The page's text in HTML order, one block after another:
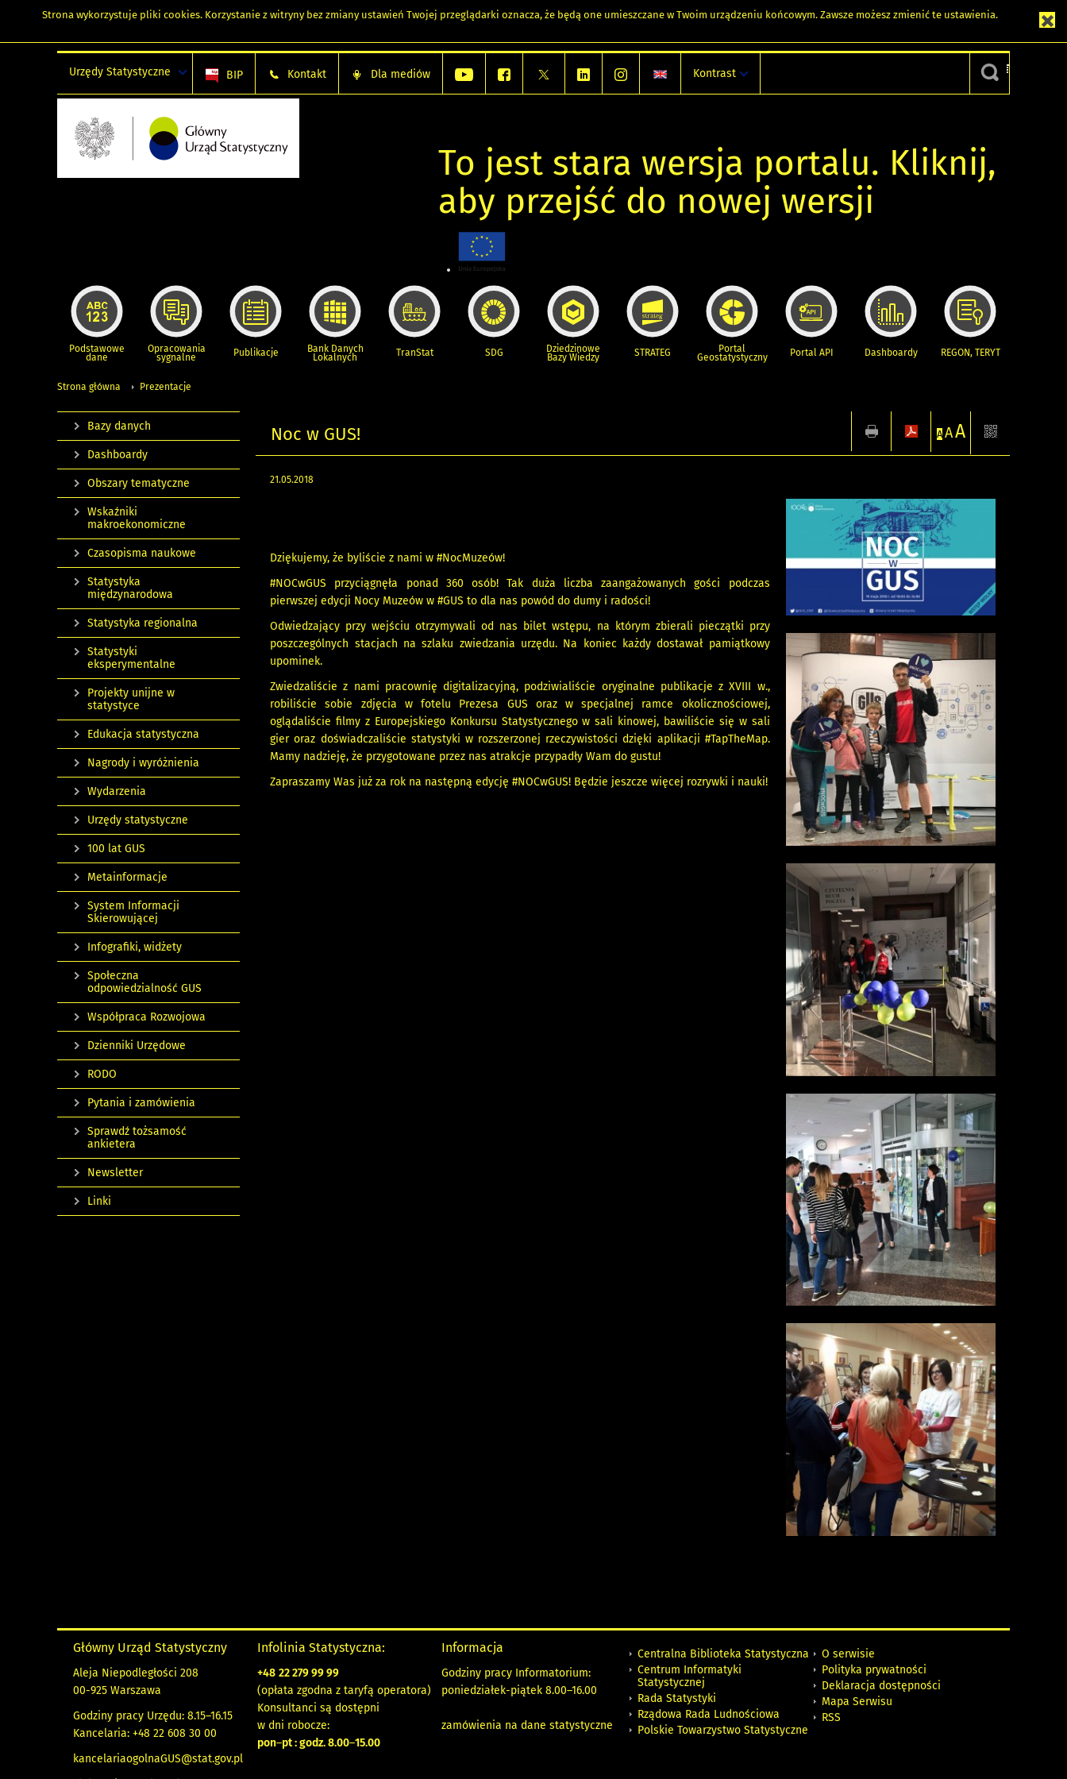
Strona wykorzystuje pliki cookies. Korzystanie z witryny bez zmiany ustawień Twojej przeglądarki oznacza, że będą one umieszczane w Twoim urządzeniu końcowym. Zawsze możesz zmienić te ustawienia.
Urzędy Statystyczne BIP Kontakt Dla mediów Kontrast
To jest stara wersja portalu. Kliknij,
aby przejść do nowej wersji
Podstawowe
dane
Opracowania
sygnalne Publikacje Bank Danych
Lokalnych TranStat SDG Dziedzinowe
Bazy Wiedzy STRATEG Portal
Geostatystyczny Portal API Dashboardy REGON, TERYT
Strona główna Prezentacje
Noc w GUS! A AA
21.05.2018
Dziękujemy, że byliście z nami w #NocMuzeów!
#NOCwGUS przyciągnęła ponad 360 osób! Tak duża liczba zaangażowanych gości podczas
pierwszej edycji Nocy Muzeów w #GUS to dla nas powód do dumy i radości!
Odwiedzający przy wejściu otrzymywali od nas bilet wstępu, na którym zbierali pieczątki przy
poszczególnych stacjach na szlaku zwiedzania urzędu. Na koniec każdy dostawał pamiątkowy
upominek.
Zwiedzaliście z nami pracownię digitalizacyjną, podziwialiście oryginalne publikacje z XVIII w.,
robiliście sobie zdjęcia w fotelu Prezesa GUS oraz w specjalnej ramce okolicznościowej,
oglądaliście filmy z Europejskiego Konkursu Statystycznego w sali kinowej, bawiliście się w sali
gier oraz doświadczaliście statystyki w rozszerzonej rzeczywistości dzięki aplikacji #TapTheMap.
Mamy nadzieję, że przygotowane przez nas atrakcje przypadły Wam do gustu!
Zapraszamy Was już za rok na następną edycję #NOCwGUS! Będzie jeszcze więcej rozrywki i nauki!
Bazy danych
Dashboardy
Obszary tematyczne
Wskaźniki
makroekonomiczne
Czasopisma naukowe
Statystyka
międzynarodowa
Statystyka regionalna
Statystyki
eksperymentalne
Projekty unijne w
statystyce
Edukacja statystyczna
Nagrody i wyróżnienia
Wydarzenia
Urzędy statystyczne
100 lat GUS
Metainformacje
System Informacji
Skierowującej
Infografiki, widżety
Społeczna
odpowiedzialność GUS
Współpraca Rozwojowa
Dzienniki Urzędowe
RODO
Pytania i zamówienia
Sprawdź tożsamość
ankietera
Newsletter
Linki
Główny Urząd Statystyczny
Aleja Niepodległości 208
00-925 Warszawa
Godziny pracy Urzędu: 8.15–16.15
Kancelaria: +48 22 608 30 00
kancelariaogolnaGUS@stat.gov.pl
Infolinia Statystyczna:
+48 22 279 99 99
(opłata zgodna z taryfą operatora)
Konsultanci są dostępni
w dni robocze:
pon–pt : godz. 8.00–15.00
Informacja
Godziny pracy Informatorium:
poniedziałek-piątek 8.00–16.00
zamówienia na dane statystyczne
Centralna Biblioteka Statystyczna
Centrum Informatyki
Statystycznej
Rada Statystyki
Rządowa Rada Ludnościowa
Polskie Towarzystwo Statystyczne
O serwisie
Polityka prywatności
Deklaracja dostępności
Mapa Serwisu
RSS